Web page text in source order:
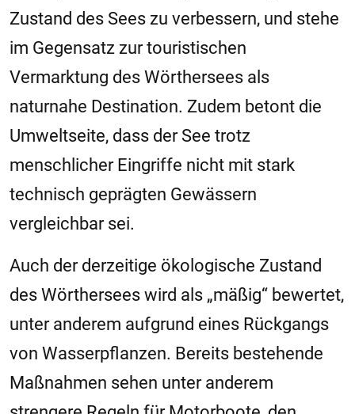
Zustand des Sees zu verbessern, und stehe
im Gegensatz zur touristischen
Vermarktung des Wörthersees als
naturnahe Destination. Zudem betont die
Umweltseite, dass der See trotz
menschlicher Eingriffe nicht mit stark
technisch geprägten Gewässern
vergleichbar sei.
Auch der derzeitige ökologische Zustand
des Wörthersees wird als „mäßig“ bewertet,
unter anderem aufgrund eines Rückgangs
von Wasserpflanzen. Bereits bestehende
Maßnahmen sehen unter anderem